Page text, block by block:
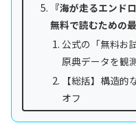
『海が走るエンド
無料で読むための
公式の「無料お
原典データを観
【総括】構造
オフ